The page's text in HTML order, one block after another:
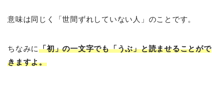
意味は同じく「世間ずれしていない人」のことです。
ちなみに「初」の一文字でも「うぶ」と読ませることがで
きますよ。